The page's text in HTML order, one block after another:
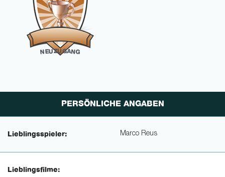
NEUZUGANG
PERSÖNLICHE ANGABEN
Lieblingsspieler: Marco Reus
Lieblingsfilme: